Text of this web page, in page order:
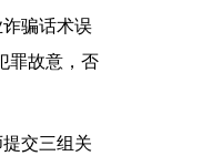
骗话术误
罪故意，否
交三组关